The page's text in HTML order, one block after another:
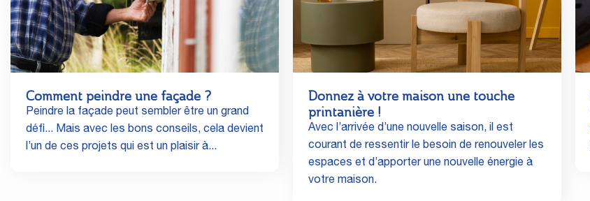
Comment peindre une façade ?
Peindre la façade peut sembler être un grand
défi... Mais avec les bons conseils, cela devient
l’un de ces projets qui est un plaisir à...
Donnez à votre maison une touche
printanière !
Avec l’arrivée d’une nouvelle saison, il est
courant de ressentir le besoin de renouveler les
espaces et d’apporter une nouvelle énergie à
votre maison.